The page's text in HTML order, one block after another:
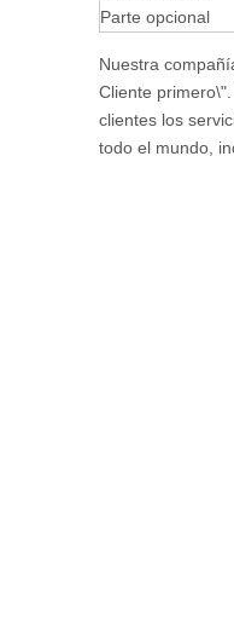
Parte opcional
Nuestra
Cliente
clientes los
todo el mundo,